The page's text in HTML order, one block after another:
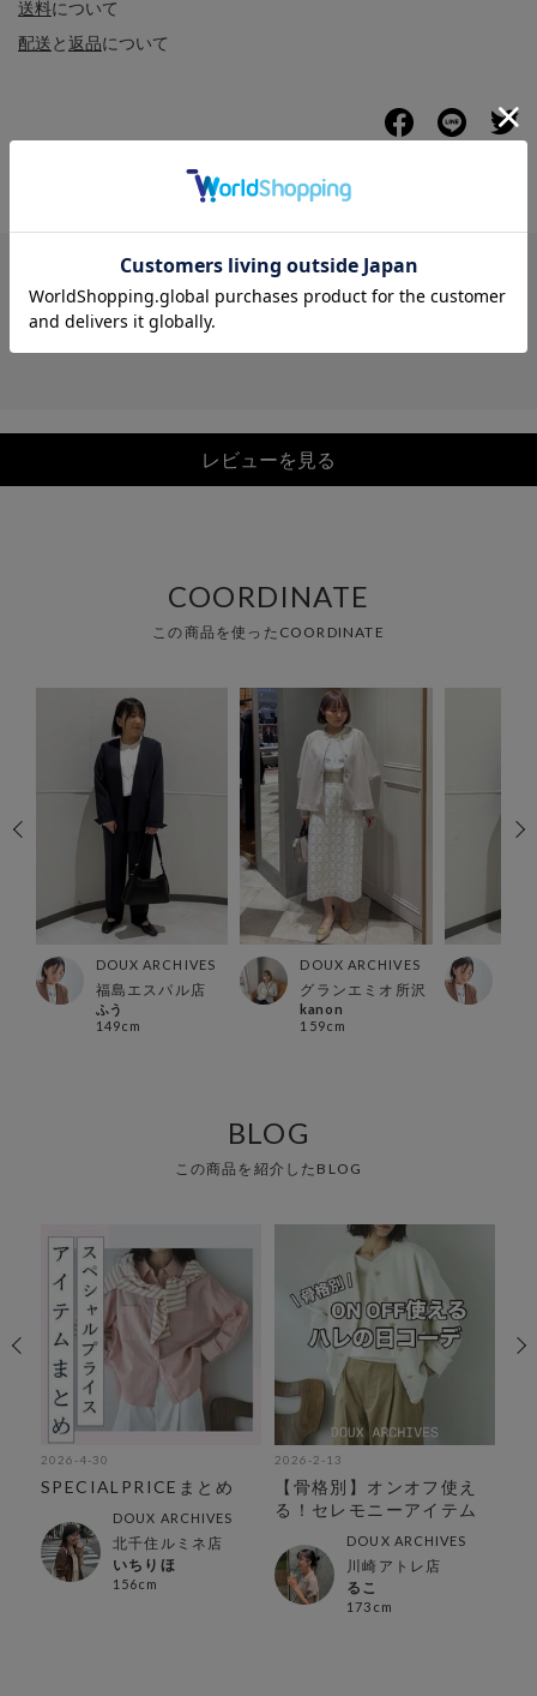
送料について
配送と返品について
レビュー
レビューを見る
COORDINATE
この商品を使ったCOORDINATE
DOUX ARCHIVES
福島エスパル店
ふう
149cm
DOUX ARCHIVES
グランエミオ所沢
kanon
159cm
BLOG
この商品を紹介したBLOG
2026-4-30
SPECIALPRICEまとめ
DOUX ARCHIVES
北千住ルミネ店
いちりほ
156cm
2026-2-13
【骨格別】オンオフ使え
る！セレモニーアイテム
DOUX ARCHIVES
川崎アトレ店
るこ
173cm